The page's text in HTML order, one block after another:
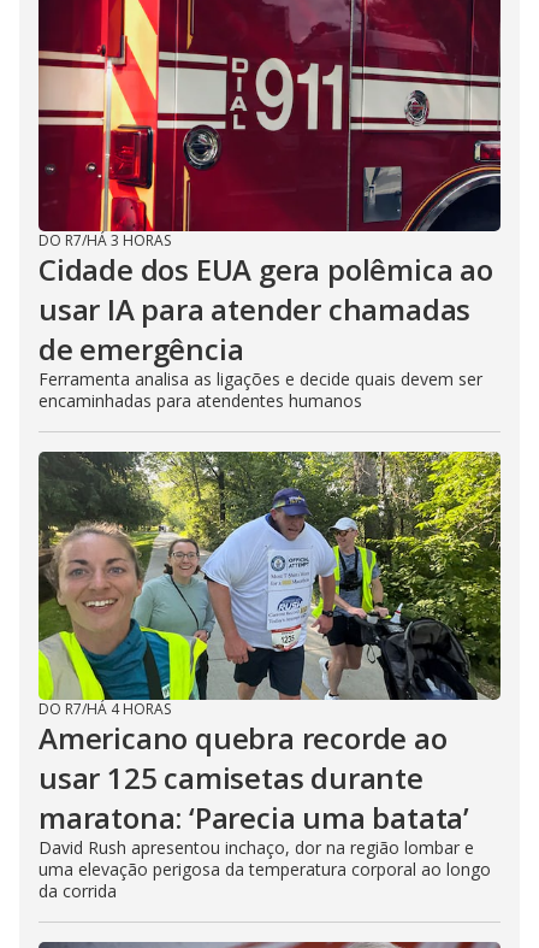
DO R7/HÁ 3 HORAS
Cidade dos EUA gera polêmica ao
usar IA para atender chamadas
de emergência
Ferramenta analisa as ligações e decide quais devem ser
encaminhadas para atendentes humanos
DO R7/HÁ 4 HORAS
Americano quebra recorde ao
usar 125 camisetas durante
maratona: ‘Parecia uma batata’
David Rush apresentou inchaço, dor na região lombar e
uma elevação perigosa da temperatura corporal ao longo
da corrida